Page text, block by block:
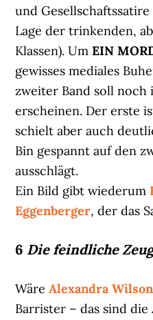
und
Lage der trinkenden,
Klassen). UmEIN
gewisses mediales
zweiter Band soll noch
erscheinen. Der erste
schielt aber auch
Bin gespannt auf den
ausschlägt.
Ein Bild gibt wiederum
Eggenberger, der das
6 Die feindliche
WäreAlexandra Wilson
Barrister – das sind